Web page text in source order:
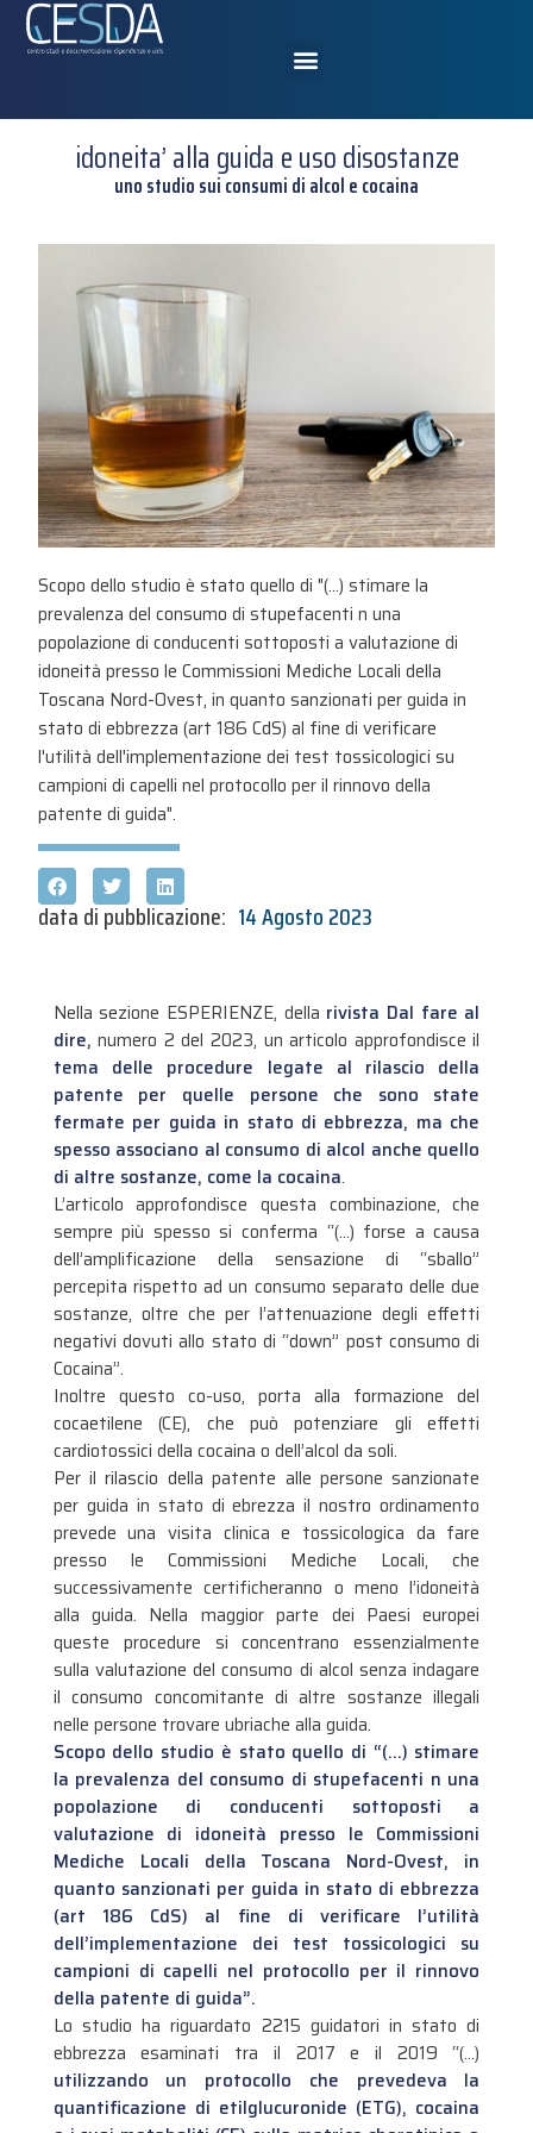
idoneita’ alla guida e uso disostanze
uno studio sui consumi di alcol e cocaina
Scopo dello studio è stato quello di "(...) stimare la
prevalenza del consumo di stupefacenti n una
popolazione di conducenti sottoposti a valutazione di
idoneità presso le Commissioni Mediche Locali della
Toscana Nord-Ovest, in quanto sanzionati per guida in
stato di ebbrezza (art 186 CdS) al fine di verificare
l'utilità dell'implementazione dei test tossicologici su
campioni di capelli nel protocollo per il rinnovo della
patente di guida".
data di pubblicazione: 14 Agosto 2023
Nella sezione ESPERIENZE, della rivista Dal fare al
dire, numero 2 del 2023, un articolo approfondisce il
tema delle procedure legate al rilascio della
patente per quelle persone che sono state
fermate per guida in stato di ebbrezza, ma che
spesso associano al consumo di alcol anche quello
di altre sostanze, come la cocaina.
L’articolo approfondisce questa combinazione, che
sempre più spesso si conferma “(…) forse a causa
dell’amplificazione della sensazione di “sballo”
percepita rispetto ad un consumo separato delle due
sostanze, oltre che per l’attenuazione degli effetti
negativi dovuti allo stato di “down” post consumo di
Cocaina”.
Inoltre questo co-uso, porta alla formazione del
cocaetilene (CE), che può potenziare gli effetti
cardiotossici della cocaina o dell’alcol da soli.
Per il rilascio della patente alle persone sanzionate
per guida in stato di ebrezza il nostro ordinamento
prevede una visita clinica e tossicologica da fare
presso le Commissioni Mediche Locali, che
successivamente certificheranno o meno l’idoneità
alla guida. Nella maggior parte dei Paesi europei
queste procedure si concentrano essenzialmente
sulla valutazione del consumo di alcol senza indagare
il consumo concomitante di altre sostanze illegali
nelle persone trovare ubriache alla guida.
Scopo dello studio è stato quello di “(…) stimare
la prevalenza del consumo di stupefacenti n una
popolazione di conducenti sottoposti a
valutazione di idoneità presso le Commissioni
Mediche Locali della Toscana Nord-Ovest, in
quanto sanzionati per guida in stato di ebbrezza
(art 186 CdS) al fine di verificare l’utilità
dell’implementazione dei test tossicologici su
campioni di capelli nel protocollo per il rinnovo
della patente di guida”.
Lo studio ha riguardato 2215 guidatori in stato di
ebbrezza esaminati tra il 2017 e il 2019 “(…)
utilizzando un protocollo che prevedeva la
quantificazione di etilglucuronide (ETG), cocaina